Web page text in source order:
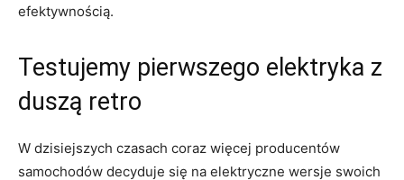
efektywnością.
Testujemy pierwszego ⁤elektryka ‌z
duszą retro
W dzisiejszych czasach ⁢coraz więcej producentów
samochodów decyduje się na elektryczne wersje swoich